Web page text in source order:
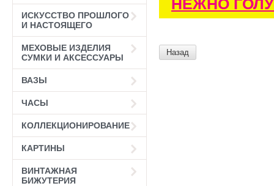
ИСКУССТВО ПРОШЛОГО
И НАСТОЯЩЕГО
МЕХОВЫЕ ИЗДЕЛИЯ
СУМКИ И АКСЕССУАРЫ
ВАЗЫ
ЧАСЫ
КОЛЛЕКЦИОНИРОВАНИЕ
КАРТИНЫ
ВИНТАЖНАЯ
БИЖУТЕРИЯ
НЕЖНО
Назад